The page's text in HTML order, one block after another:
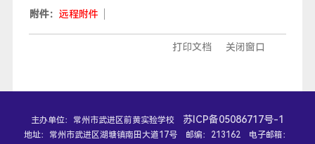
附件：远程附件
关闭窗口
打印文档
主办单位：常州市武进区前黄实验学校 苏ICP备05086717号-1
地址：常州市武进区湖塘镇南田大道17号 邮编：213162 电子邮箱：